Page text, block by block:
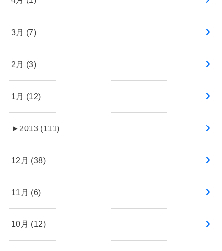
3月 (7)
2月 (3)
1月 (12)
► 2013 (111)
12月 (38)
11月 (6)
10月 (12)